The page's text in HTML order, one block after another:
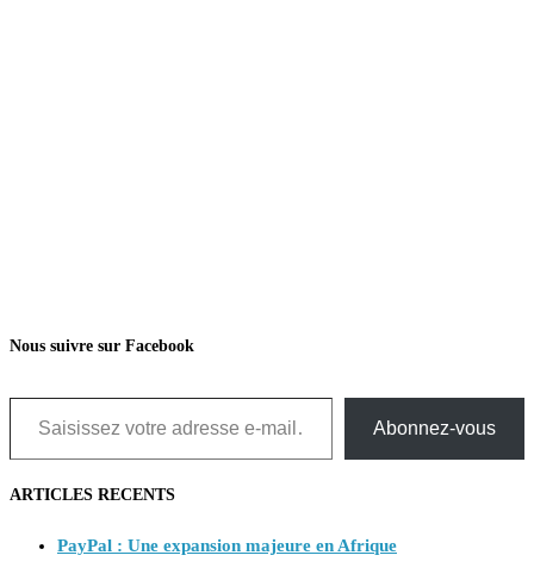
Nous suivre sur Facebook
Saisissez votre adresse e-mail…
Abonnez-vous
ARTICLES RECENTS
PayPal : Une expansion majeure en Afrique